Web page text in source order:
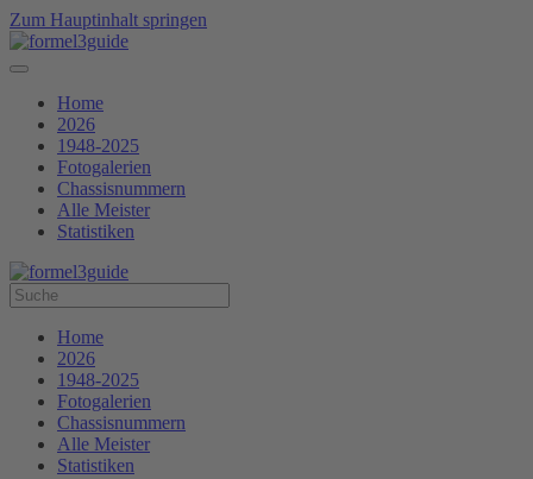
Zum Hauptinhalt springen
Home
2026
1948-2025
Fotogalerien
Chassisnummern
Alle Meister
Statistiken
Home
2026
1948-2025
Fotogalerien
Chassisnummern
Alle Meister
Statistiken